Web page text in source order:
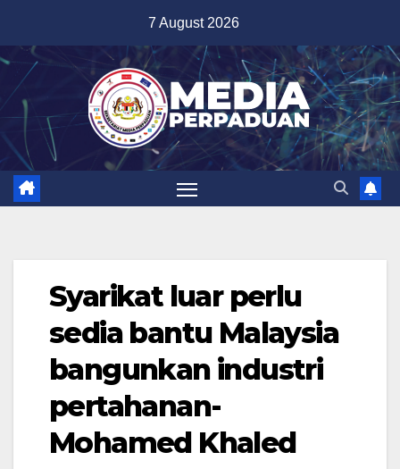
content
7 August 2026
Syarikat luar perlu
sedia bantu Malaysia
bangunkan industri
pertahanan-
Mohamed Khaled